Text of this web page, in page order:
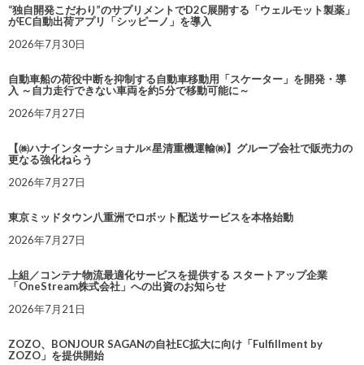
“独自開発こだわり”のサプリメントでD2C展開する「ウェルモット製薬」
がEC自動出荷アプリ「シッピーノ」を導入
2026年7月30日
自動車船の荷役中断を抑制する自動車移動用「スケーター」を開発・導
入 ～自力走行できない車両を約5分で移動可能に～
2026年7月27日
【㈱ハナインターナショナル×星清重機運輸㈱】グループ会社で販売力の
更なる強化ねらう
2026年7月27日
東京ミッドタウン八重洲でロボット配送サービスを本格始動
2026年7月27日
上組／コンテナ物流最適化サービスを提供する スタートアップ企業
「OneStream株式会社」への出資のお知らせ
2026年7月21日
ZOZO、BONJOUR SAGANの自社EC拡大に向け「Fulfillment by
ZOZO」を提供開始